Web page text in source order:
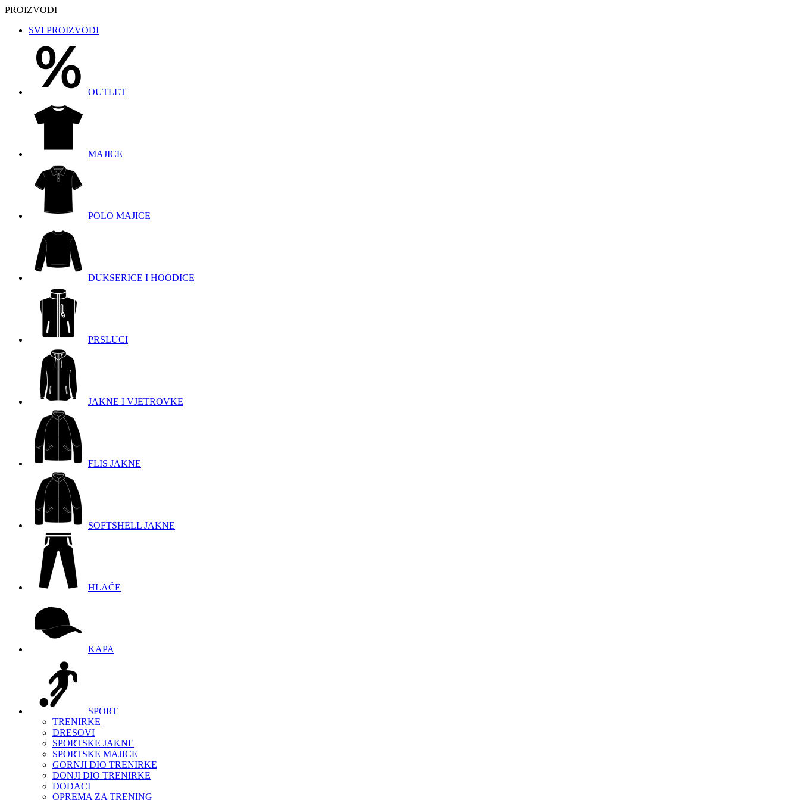
PROIZVODI
SVI PROIZVODI
OUTLET
MAJICE
POLO MAJICE
DUKSERICE I HOODICE
PRSLUCI
JAKNE I VJETROVKE
FLIS JAKNE
SOFTSHELL JAKNE
HLAČE
KAPA
SPORT
TRENIRKE
DRESOVI
SPORTSKE JAKNE
SPORTSKE MAJICE
GORNJI DIO TRENIRKE
DONJI DIO TRENIRKE
DODACI
OPREMA ZA TRENING